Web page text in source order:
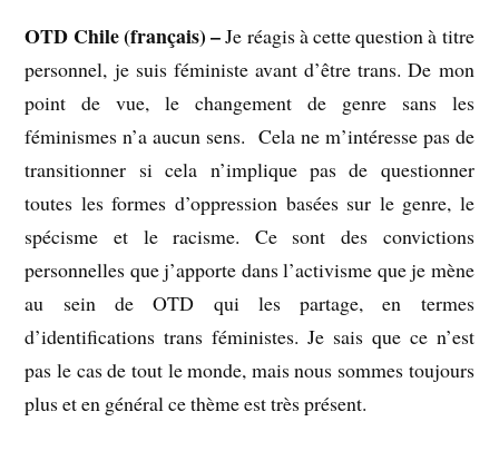
OTD Chile (français) –Je réagis à cette question à titre
personnel, je suis féministe avant d’être trans. De mon
point de vue, le changement de genre sans les
féminismes n’a aucun sens. Cela ne m’intéresse pas de
transitionner si cela n’implique pas de questionner
toutes les formes d’oppression basées sur le genre, le
spécisme et le racisme. Ce sont des convictions
personnelles que j’apporte dans l’activisme que je mène
au sein de OTD qui les partage, en termes
d’identifications trans féministes. Je sais que ce n’est
pas le cas de tout le monde, mais nous sommes toujours
plus et en général ce thème est très présent.